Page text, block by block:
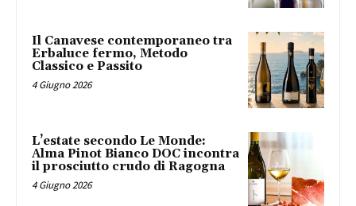
Il Canavese contemporaneo tra
Erbaluce fermo, Metodo
Classico e Passito
4 Giugno 2026
L’estate secondo Le Monde:
Alma Pinot Bianco DOC incontra
il prosciutto crudo di Ragogna
4 Giugno 2026